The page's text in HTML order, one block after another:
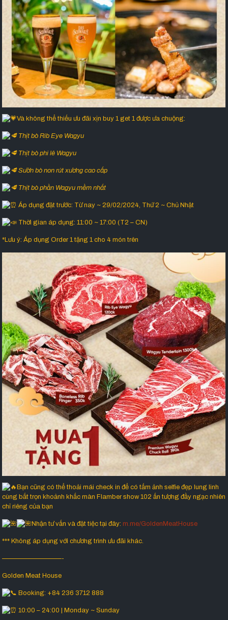
Và không thể thiếu ưu đãi xịn buy 1 get 1 được ưa chuộng:
Thịt bò Rib Eye Wagyu
Thịt bò phi lê Wagyu
Sườn bò non rút xương cao cấp
Thịt bò phần Wagyu mềm nhất
Áp dụng đặt trước: Từ nay ~ 29/02/2024, Thứ 2 ~ Chủ Nhật
Thời gian áp dụng: 11:00 ~ 17:00 (T2 – CN)
*Lưu ý: Áp dụng Order 1 tặng 1 cho 4 món trên
Bạn cũng có thể thoải mái check in để có tấm ảnh selfie đẹp lung linh
cùng bắt trọn khoảnh khắc màn Flamber show 102 ấn tượng đầy ngạc nhiên
chỉ riêng của bạn
Nhận tư vấn và đặt tiệc tại đây:m.me/GoldenMeatHouse
*** Không áp dụng với chương trình ưu đãi khác.
—————————-
Golden Meat House
Booking: +84 236 3712 888
10:00 – 24:00 | Monday ~ Sunday